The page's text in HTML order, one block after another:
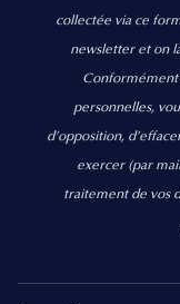
collectée via ce
newsletter et on
Conformément
personnelles,
d’opposition,
exercer (par
traitement de vos